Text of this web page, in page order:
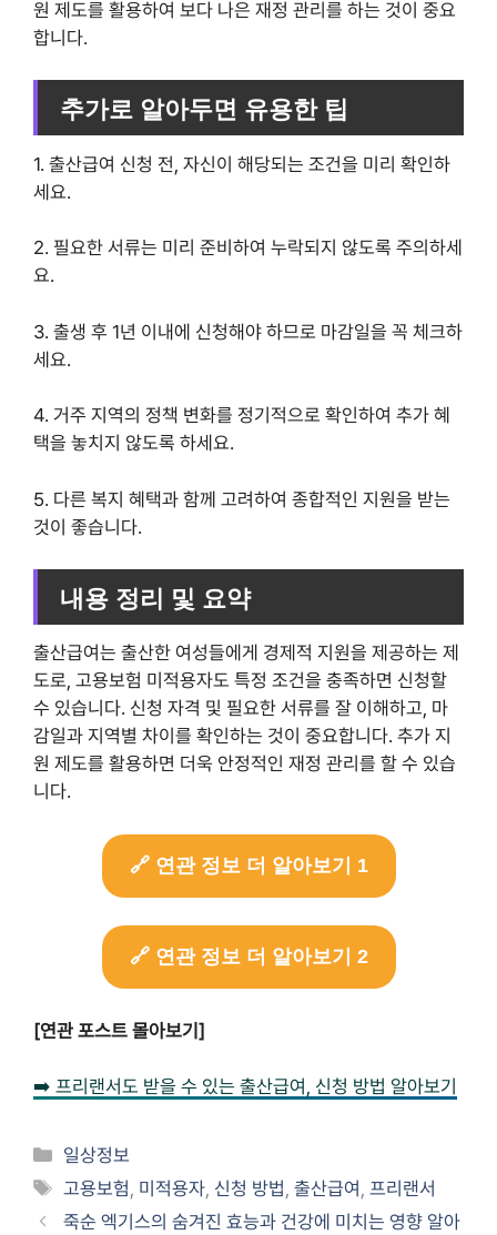
원 제도를 활용하여 보다 나은 재정 관리를 하는 것이 중요
합니다.
추가로 알아두면 유용한 팁
1. 출산급여 신청 전, 자신이 해당되는 조건을 미리 확인하
세요.
2. 필요한 서류는 미리 준비하여 누락되지 않도록 주의하세
요.
3. 출생 후 1년 이내에 신청해야 하므로 마감일을 꼭 체크하
세요.
4. 거주 지역의 정책 변화를 정기적으로 확인하여 추가 혜
택을 놓치지 않도록 하세요.
5. 다른 복지 혜택과 함께 고려하여 종합적인 지원을 받는
것이 좋습니다.
내용 정리 및 요약
출산급여는 출산한 여성들에게 경제적 지원을 제공하는 제
도로, 고용보험 미적용자도 특정 조건을 충족하면 신청할
수 있습니다. 신청 자격 및 필요한 서류를 잘 이해하고, 마
감일과 지역별 차이를 확인하는 것이 중요합니다. 추가 지
원 제도를 활용하면 더욱 안정적인 재정 관리를 할 수 있습
니다.
🔗 연관 정보 더 알아보기 1
🔗 연관 정보 더 알아보기 2
[연관 포스트 몰아보기]
➡️ 프리랜서도 받을 수 있는 출산급여, 신청 방법 알아보기
Categories
일상정보
Tags
고용보험, 미적용자, 신청 방법,출산급여 ,프리랜서
죽순 엑기스의 숨겨진 효능과 건강에 미치는 영향 알아